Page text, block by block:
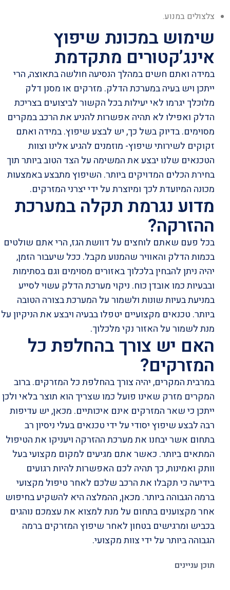
צלצולים במנוע.
שימוש במכונת שיפוץ
אינג’קטורים מתקדמת
במידה ואתם חשים במהלך הנסיעה חולשה בתאוצה, הרי
ייתכן ויש בעיה במערכת הדלק. מזרקים או מסנן דלק
מלוכלך יגרמו לאי יעילות בכל הקשור לביצועים בצריכת
הדלק ואפילו לא תהיה אפשרות להניע את הרכב במקרים
מסוימים. בדיוק בשל כך, יש לבצע שיפוץ. במידה ואתם
זקוקים לשירותי שיפוץ- מוזמנים להגיע אלינו וצוות
הטכנאים שלנו יבצע את המשימה על הצד הטוב ביותר תוך
בחירת הכלים המדויקים ביותר. השיפוץ מתבצע באמצעות
מכונה המיועדת לכך ומיוצרת על ידי יצרני המזרקים.
מדוע נגרמת תקלה במערכת
ההזרקה?
בכל פעם שאתם לוחצים על דוושת הגז, הרי אתם שולטים
בכמות הדלק והאוויר שהמנוע מקבל. ככל שיעבור הזמן,
יהיה ניתן להבחין בלכלוך באזורים מסוימים וגם בסתימות
ובבעיות כמו אובדן כוח. ניקוי מערכת הדלק עשוי לסייע
במניעת בעיות שונות ולשמור על המערכת בצורה הטובה
ביותר. טכנאים מקצועיים יטפלו בבעיה ויבצע את הניקיון על
מנת לשמור על האזור נקי מלכלוך.
האם יש צורך בהחלפת כל
המזרקים?
במרבית המקרים, יהיה צורך בהחלפת כל המזרקים. ברוב
המקרים מזרק שאינו פועל כמו שצריך הוא תוצר בלאי ולכן
ייתכן כי שאר המזרקים אינם איכותיים. מכאן, יש עדיפות
רבה לבצע שיפוץ יסודי על ידי טכנאים בעלי ניסיון רב
בתחום אשר יבחנו את מערכת ההזרקה ויעניקו את הטיפול
המתאים ביותר. כאשר אתם מגיעים למקום מקצועי בעל
וותק ואמינות, כך תהיה לכם האפשרות להיות רגועים
בידיעה כי תקבלו את הרכב שלכם לאחר טיפול מקצועי
ברמה הגבוהה ביותר. מכאן, ההמלצה היא להשקיע בחיפוש
אחר מקצוענים בתחום על מנת למצוא את עצמכם נוהגים
בכביש ומרגישים בטחון לאחר שיפוץ המזרקים ברמה
הגבוהה ביותר על ידי צוות מקצועי.
תוכן עניינים